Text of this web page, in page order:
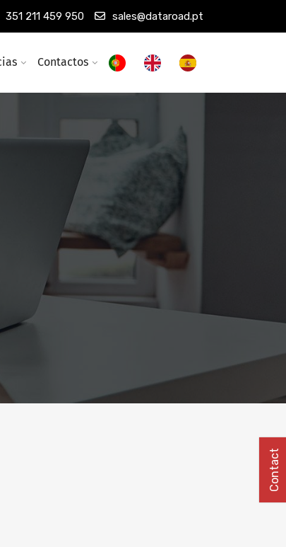
351 211 459 950 sales@dataroad.pt
Contactos
Contact